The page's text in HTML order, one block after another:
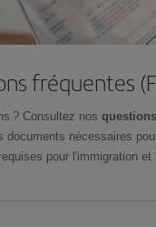
fréquentes
? Consultez nos
documents nécessaires
pour l'immigration et